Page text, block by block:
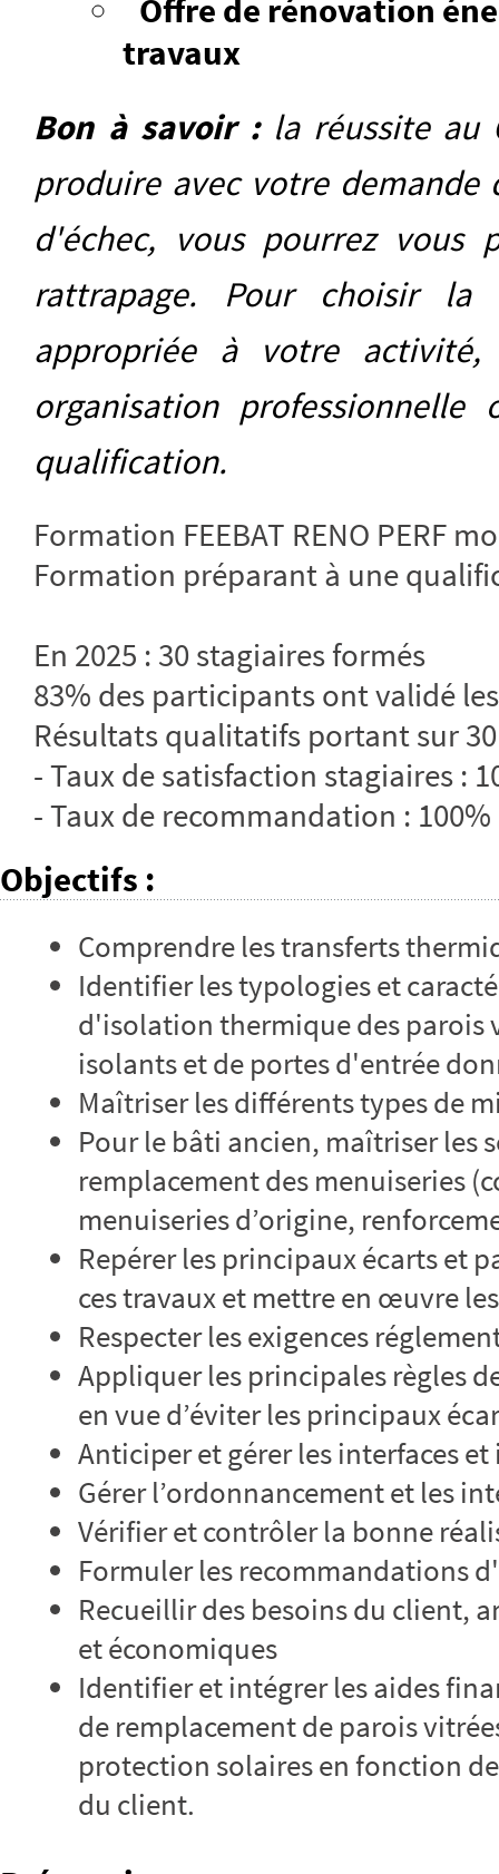
Offre de rénovation
travaux
Bon à savoir :la réussite au
produire avec votre demande
d'échec, vous pourrez vous
rattrapage. Pour choisir la
appropriée à votre activité,
organisation
qualification.
Formation FEEBAT RENO PERF
Formation préparant à une
En 2025 : 30 stagiaires formés
83% des participants ont validé
Résultats qualitatifs portant sur
- Taux de satisfaction stagiaires :
- Taux de recommandation : 100%
Objectifs :
Comprendre les transferts
Identifier les typologies et
d'isolation thermique des parois
isolants et de portes d'entrée
Maîtriser les différents types de
Pour le bâti ancien, maîtriser les
remplacement des menuiseries
menuiseries d’origine,
Repérer les principaux écarts et
ces travaux et mettre en œuvre
Respecter les exigences
Appliquer les principales règles
en vue d’éviter les principaux
Anticiper et gérer les interfaces
Gérer l’ordonnancement et les
Vérifier et contrôler la bonne
Formuler les recommandations
Recueillir des besoins du client,
et économiques
Identifier et intégrer les aides
de remplacement de parois
protection solaires en fonction
du client.